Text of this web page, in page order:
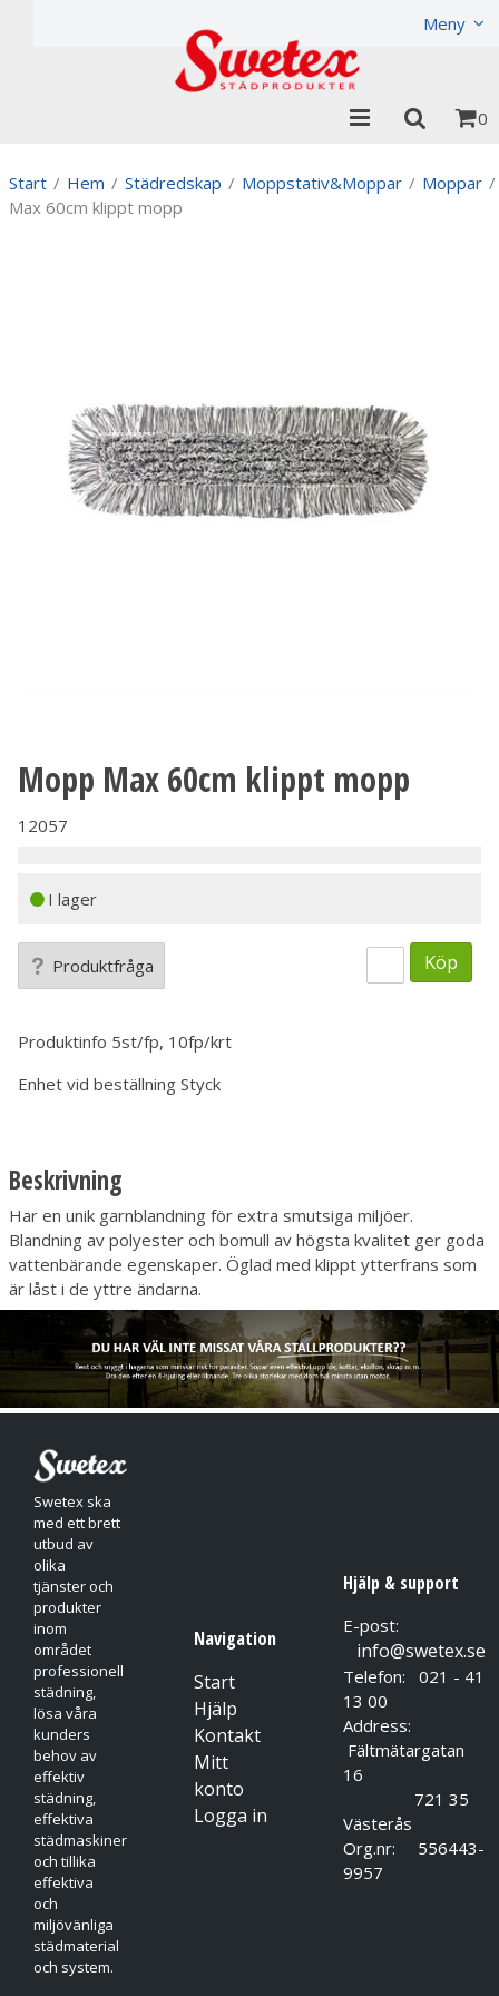
Meny
0
Start / Hem / Städredskap / Moppstativ&Moppar / Moppar /
Max 60cm klippt mopp
Mopp Max 60cm klippt mopp
12057
I lager
Produktfråga Köp
Produktinfo 5st/fp, 10fp/krt
Enhet vid beställning Styck
Beskrivning
Har en unik garnblandning för extra smutsiga miljöer.
Blandning av polyester och bomull av högsta kvalitet ger goda
vattenbärande egenskaper. Öglad med klippt ytterfrans som
är låst i de yttre ändarna.
Swetex ska
med ett brett
utbud av
olika
tjänster och
produkter
inom
området
professionell
städning,
lösa våra
kunders
behov av
effektiv
städning,
effektiva
städmaskiner
och tillika
effektiva
och
miljövänliga
städmaterial
och system.
Navigation
Start
Hjälp
Kontakt
Mitt
konto
Logga in
Hjälp & support
E-post:
info@swetex.se
Telefon: 021 - 41
13 00
Address:
Fältmätargatan
16
721 35
Västerås
Org.nr: 556443-
9957